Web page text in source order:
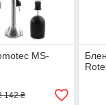
MS-
142 ₴